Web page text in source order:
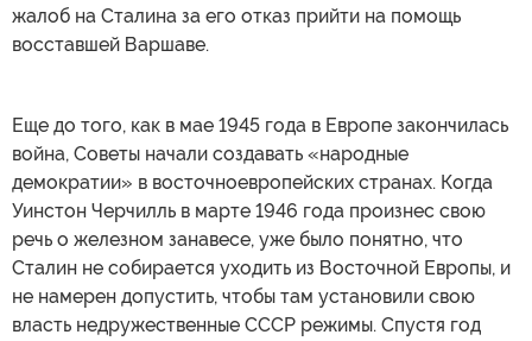
жалоб на Сталина за его отказ прийти на помощь
восставшей Варшаве.
Еще до того, как в мае 1945 года в Европе закончилась
война, Советы начали создавать «народные
демократии» в восточноевропейских странах. Когда
Уинстон Черчилль в марте 1946 года произнес свою
речь о железном занавесе, уже было понятно, что
Сталин не собирается уходить из Восточной Европы, и
не намерен допустить, чтобы там установили свою
власть недружественные СССР режимы. Спустя год